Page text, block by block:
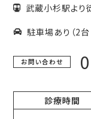
武蔵小杉駅より
駐車場あり（2台
お問い合わせ
診療時間